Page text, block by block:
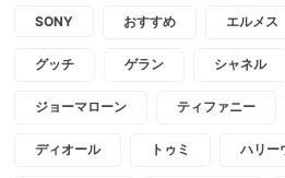
SONY おすすめ エルメス
グッチ ゲラン シャネル
ジョーマローン ティファニー
ディオール トゥミ ハリー